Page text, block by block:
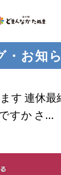
・お知
す 連休最
すか さ…